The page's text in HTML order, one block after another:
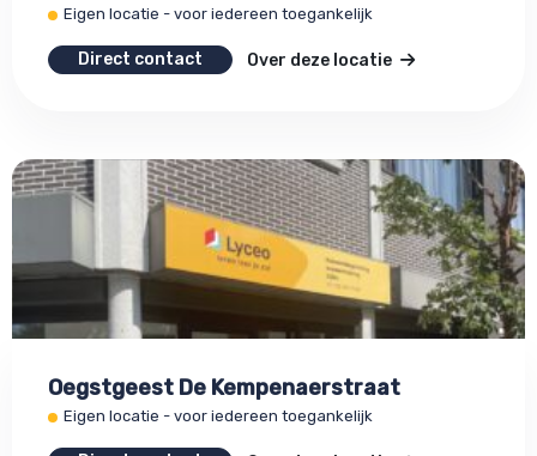
Eigen locatie - voor iedereen toegankelijk
Direct contact Over deze locatie
Oegstgeest De Kempenaerstraat
Eigen locatie - voor iedereen toegankelijk